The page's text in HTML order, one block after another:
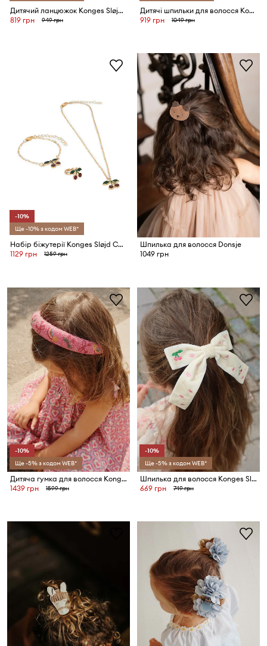
Дитячий ланцюжок Konges Sløjd BUNNY BESTIE NECKLACE 2-pack
819 грн
949 грн
Дитячі шпильки для волосся Konges Sløjd GLITTER BOW HAIR CLIPS 4-pack
919 грн
1049 грн
-10%
Ще -10% з кодом WEB*
Набір біжутерії Konges Sløjd CHERRY JEWELRY SET
1129 грн
1259 грн
Шпилька для волосся Donsje
1049 грн
-10%
Ще -5% з кодом WEB*
Дитяча гумка для волосся Konges Sløjd BEADED HAIRBRACE
1439 грн
1599 грн
-10%
Ще -5% з кодом WEB*
Шпилька для волосся Konges Sløjd VELVET BOW PEARLY HAIR CLIP
669 грн
749 грн